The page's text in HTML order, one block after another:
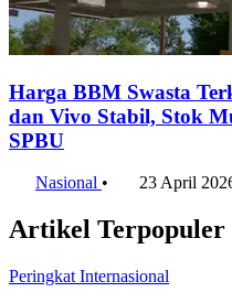
Harga BBM Swasta
dan Vivo Stabil, Stok
SPBU
Nasional • 23 April
Artikel Terpopuler
Peringkat Internasional